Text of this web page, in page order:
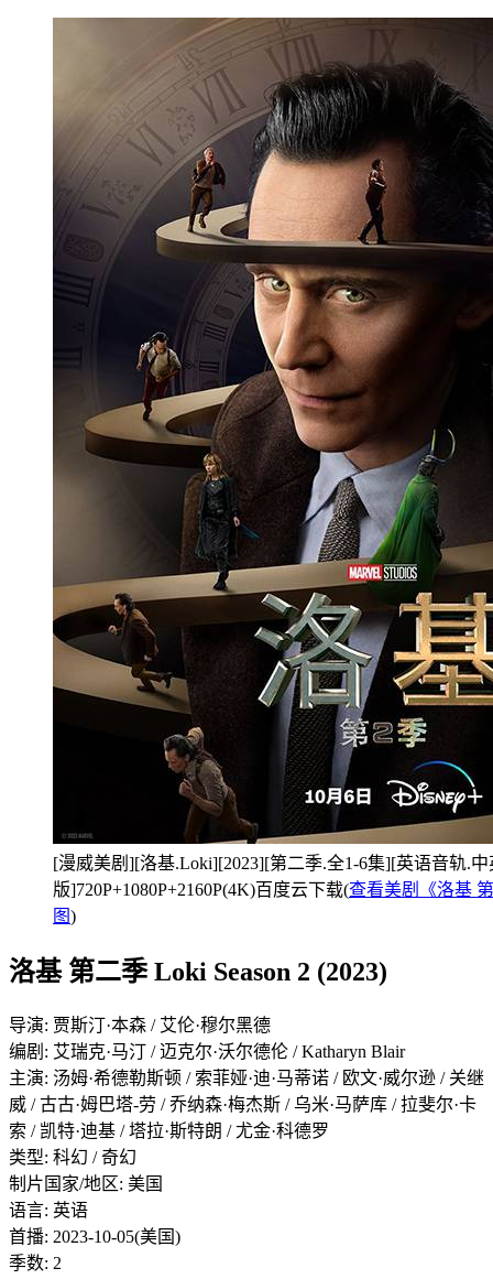
[漫威美剧][洛基.Loki][2023][第二季.全1-6集][英语音轨.
版]720P+1080P+2160P(4K)百度云下载(查看美剧《洛基
图)
洛基 第二季 Loki Season 2 (2023)
导演: 贾斯汀·本森 / 艾伦·穆尔黑德
编剧: 艾瑞克·马汀 / 迈克尔·沃尔德伦 / Katharyn Blair
主演: 汤姆·希德勒斯顿 / 索菲娅·迪·马蒂诺 / 欧文·威尔逊 / 关继
威 / 古古·姆巴塔-劳 / 乔纳森·梅杰斯 / 乌米·马萨库 / 拉斐尔·卡
索 / 凯特·迪基 / 塔拉·斯特朗 / 尤金·科德罗
类型: 科幻 / 奇幻
制片国家/地区: 美国
语言: 英语
首播: 2023-10-05(美国)
季数: 2